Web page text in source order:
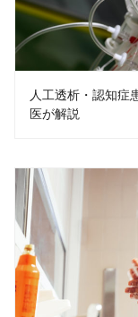
人工透析・認知症
医が解説